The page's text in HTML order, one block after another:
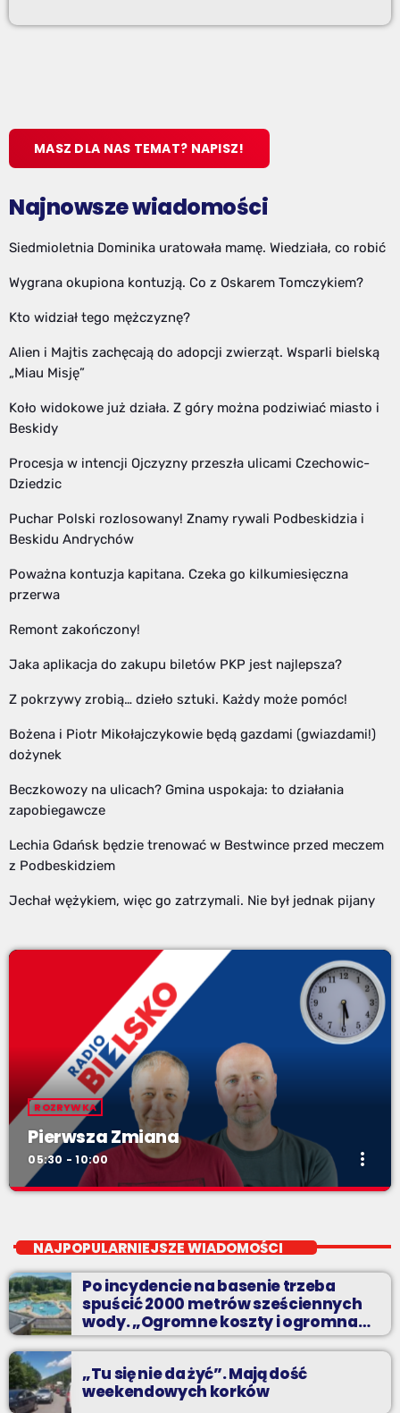
MASZ DLA NAS TEMAT? NAPISZ!
Najnowsze wiadomości
Siedmioletnia Dominika uratowała mamę. Wiedziała, co robić
Wygrana okupiona kontuzją. Co z Oskarem Tomczykiem?
Kto widział tego mężczyznę?
Alien i Majtis zachęcają do adopcji zwierząt. Wsparli bielską
„Miau Misję”
Koło widokowe już działa. Z góry można podziwiać miasto i
Beskidy
Procesja w intencji Ojczyzny przeszła ulicami Czechowic-
Dziedzic
Puchar Polski rozlosowany! Znamy rywali Podbeskidzia i
Beskidu Andrychów
Poważna kontuzja kapitana. Czeka go kilkumiesięczna
przerwa
Remont zakończony!
Jaka aplikacja do zakupu biletów PKP jest najlepsza?
Z pokrzywy zrobią… dzieło sztuki. Każdy może pomóc!
Bożena i Piotr Mikołajczykowie będą gazdami (gwiazdami!)
dożynek
Beczkowozy na ulicach? Gmina uspokaja: to działania
zapobiegawcze
Lechia Gdańsk będzie trenować w Bestwince przed meczem
z Podbeskidziem
Jechał wężykiem, więc go zatrzymali. Nie był jednak pijany
ROZRYWKA
Pierwsza Zmiana
05:30 - 10:00 more_vert
Codziennie od poniedziałku do piątku od 5:30 do 10.
NAJPOPULARNIEJSZE WIADOMOŚCI
Po incydencie na basenie trzeba
spuścić 2000 metrów sześciennych
wody. „Ogromne koszty i ogromna
praca”
„Tu się nie da żyć”. Mają dość
weekendowych korków